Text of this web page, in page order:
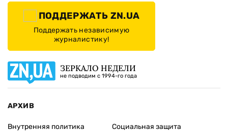
ПОДДЕРЖАТЬ ZN.UA
Поддержать независимую
журналистику!
ЗЕРКАЛО НЕДЕЛИ
не подводим с 1994-го года
АРХИВ
Внутренняя политика
Социальная защита